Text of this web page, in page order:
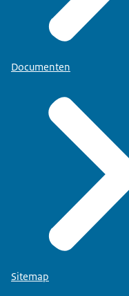
Documenten
Sitemap